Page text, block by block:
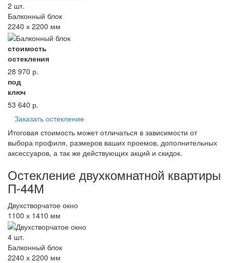
2 шт.
Балконный блок
2240 х 2200 мм
стоимость
остекления
28 970 р.
под
ключ
53 640 р.
Заказать остекление
Итоговая стоимость может отличаться в зависимости от
выбора профиля, размеров ваших проемов, дополнительных
аксессуаров, а так же действующих акций и скидок.
Остекление двухкомнатной квартиры
П-44М
Двухстворчатое окно
1100 х 1410 мм
4 шт.
Балконный блок
2240 х 2200 мм